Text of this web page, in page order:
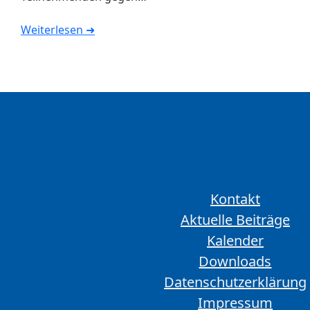
Weiterlesen ➜
Kontakt
Aktuelle Beiträge
Kalender
Downloads
Datenschutzerklärung
Impressum